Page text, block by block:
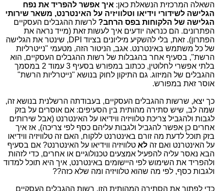
השאלה המרכזית הנשאלת כאן: איך אפשר להפריד את נפח
הגלישה לשידורי וידיאו וטלוויזיה על האינטרנט, משאר שירותי
הגלישה של הלקוחות בפס הרחב? לרשות ההגבלים העסקיים
הפתרונים. הם כנראה יודעים איך לעשות זאת (מייד נראה את
הפתרון). זאת, בלי להשקיע מיליונים בציוד DPI, שינטר את הגלישה
של כל משתמש באינטרנט. אגב, הניטור הזה, מטעמי "נייטרליות
הרשת", בסעיף אחר בהגבלות של רשות ההגבלים העסקיים, הוא
בלתי אפשרי לחלוטין, ככתוב במפורש בסעיף 3 עמוד 2 במסמך
ההגבלים של המיזוג. גם התיקון לחוק בנושא "נייטרליות הרשת"
אוסר זאת במפורש.
כך יצא, שרשות ההגבלים העסקיים, בעבודתה הרשלנית בנושא זה,
שמה לב, שיש סתירה מהותית בין הסעיפים: אם אוסרים על בזק
לגבות ולהגביל צריכת טלוויזיה ווידיאו על האינטרנט (אבל שירותים
אחרים כן אפשר להגביל ולגבות עליהם כסף לפי צריכה), אז איך
בזק תוכל לדעת מה זורם באינטרנט ללקוח, האם זה טלוויזיה ווידיאו
על האינטרנט ואם זה לא טלוויזיה ווידיאו על האינטרנט? אם בסעיף
הבא נאסר עליה להפעיל אמצעים טכנולוגיים או אחרים, כדי לזהות
ולהפריד את השימוש לפי היישומים באינטרנט, איך היא תוכל למדוד
ולגבות כסף, לפי מה שהוא טלוויזיה ומה שלא כזה??
כדי לפתור את הסתירה המהותית הזו, רשות ההגבלים העסקיים